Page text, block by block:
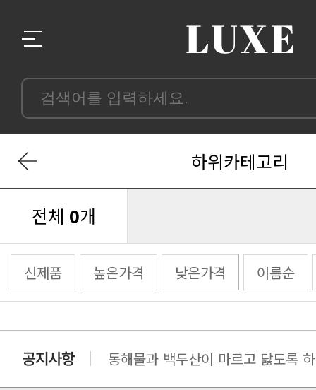
하위카테고리
전체 0개
신제품 높은가격 낮은가격 이름순
동해물과 백두산이 마르고 닳도록